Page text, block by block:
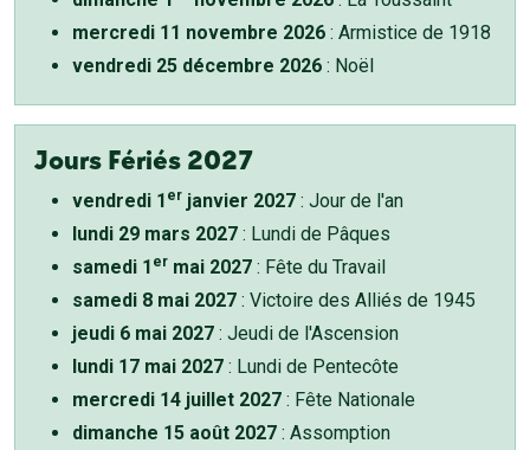
mercredi 11 novembre 2026 : Armistice de 1918
vendredi 25 décembre 2026 : Noël
Jours Fériés 2027
vendredi 1 er janvier 2027 : Jour de l'an
lundi 29 mars 2027 : Lundi de Pâques
samedi 1 er mai 2027 : Fête du Travail
samedi 8 mai 2027 : Victoire des Alliés de 1945
jeudi 6 mai 2027 : Jeudi de l'Ascension
lundi 17 mai 2027 : Lundi de Pentecôte
mercredi 14 juillet 2027 : Fête Nationale
dimanche 15 août 2027 : Assomption